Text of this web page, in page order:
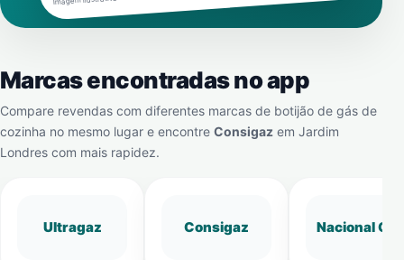
Marcas encontradas no app
Compare revendas com diferentes marcas de botijão de gás de
cozinha no mesmo lugar e encontre Consigaz em Jardim
Londres com mais rapidez.
Ultragaz Consigaz Nacional Gás